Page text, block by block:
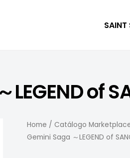
SAINT
of
Home /Catálogo
Gemini Saga ～LEGEND of